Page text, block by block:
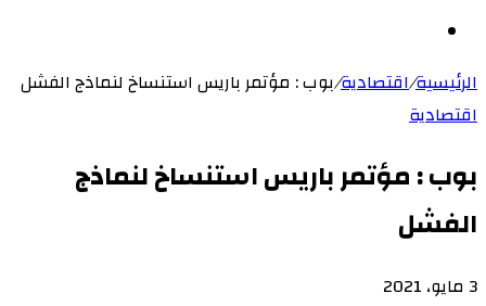
الرئيسية/اقتصادية/بوب : مؤتمر باريس استنساخ لنماذج الفشل
اقتصادية
بوب : مؤتمر باريس استنساخ لنماذج
الفشل
3 مايو، 2021